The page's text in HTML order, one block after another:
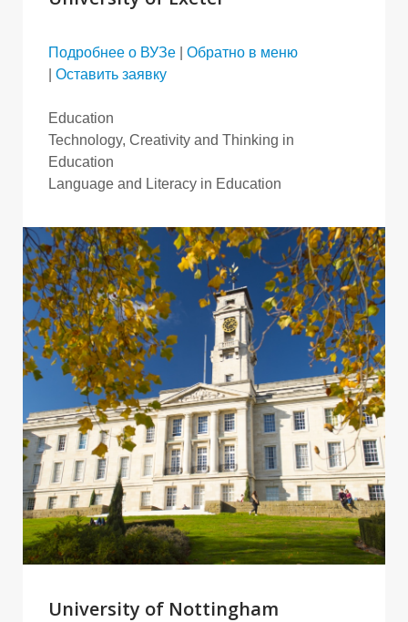
Подробнее о ВУЗе| Обратно в меню
Оставить заявку
Education
Technology, Creativity and Thinking in
Education
Language and Literacy in Education
University of Nottingham